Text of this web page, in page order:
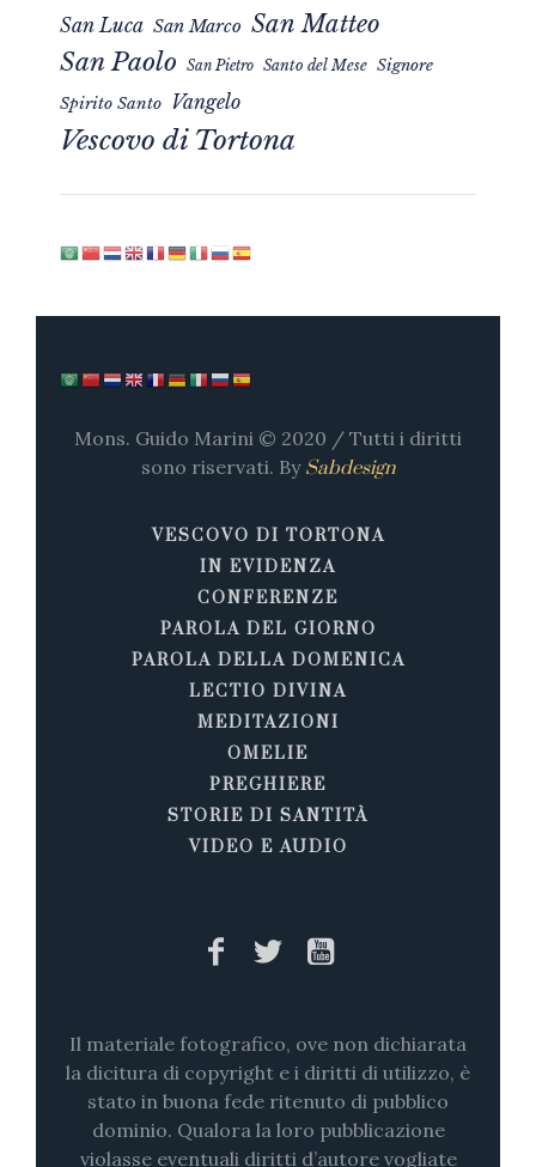
San Luca San Marco San Matteo
San Paolo San Pietro Santo del Mese Signore
Spirito Santo Vangelo
Vescovo di Tortona
Mons. Guido Marini © 2020 / Tutti i diritti
sono riservati. By Sabdesign
VESCOVO DI TORTONA
IN EVIDENZA
CONFERENZE
PAROLA DEL GIORNO
PAROLA DELLA DOMENICA
LECTIO DIVINA
MEDITAZIONI
OMELIE
PREGHIERE
STORIE DI SANTITÀ
VIDEO E AUDIO
Il materiale fotografico, ove non dichiarata
la dicitura di copyright e i diritti di utilizzo, è
stato in buona fede ritenuto di pubblico
dominio. Qualora la loro pubblicazione
violasse eventuali diritti d’autore vogliate